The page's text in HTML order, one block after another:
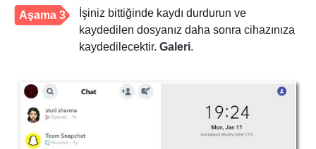
Aşama 3
İşiniz bittiğinde kaydı durdurun ve
kaydedilen dosyanız daha sonra cihazınıza
kaydedilecektir. Galeri.